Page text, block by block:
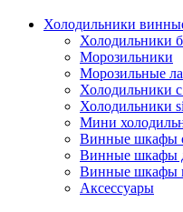
Холодильники
Холодильники
Морозильники
Морозильные
Холодильники
Холодильники
Мини
Винные шкафы
Винные шкафы
Винные шкафы
Аксессуары